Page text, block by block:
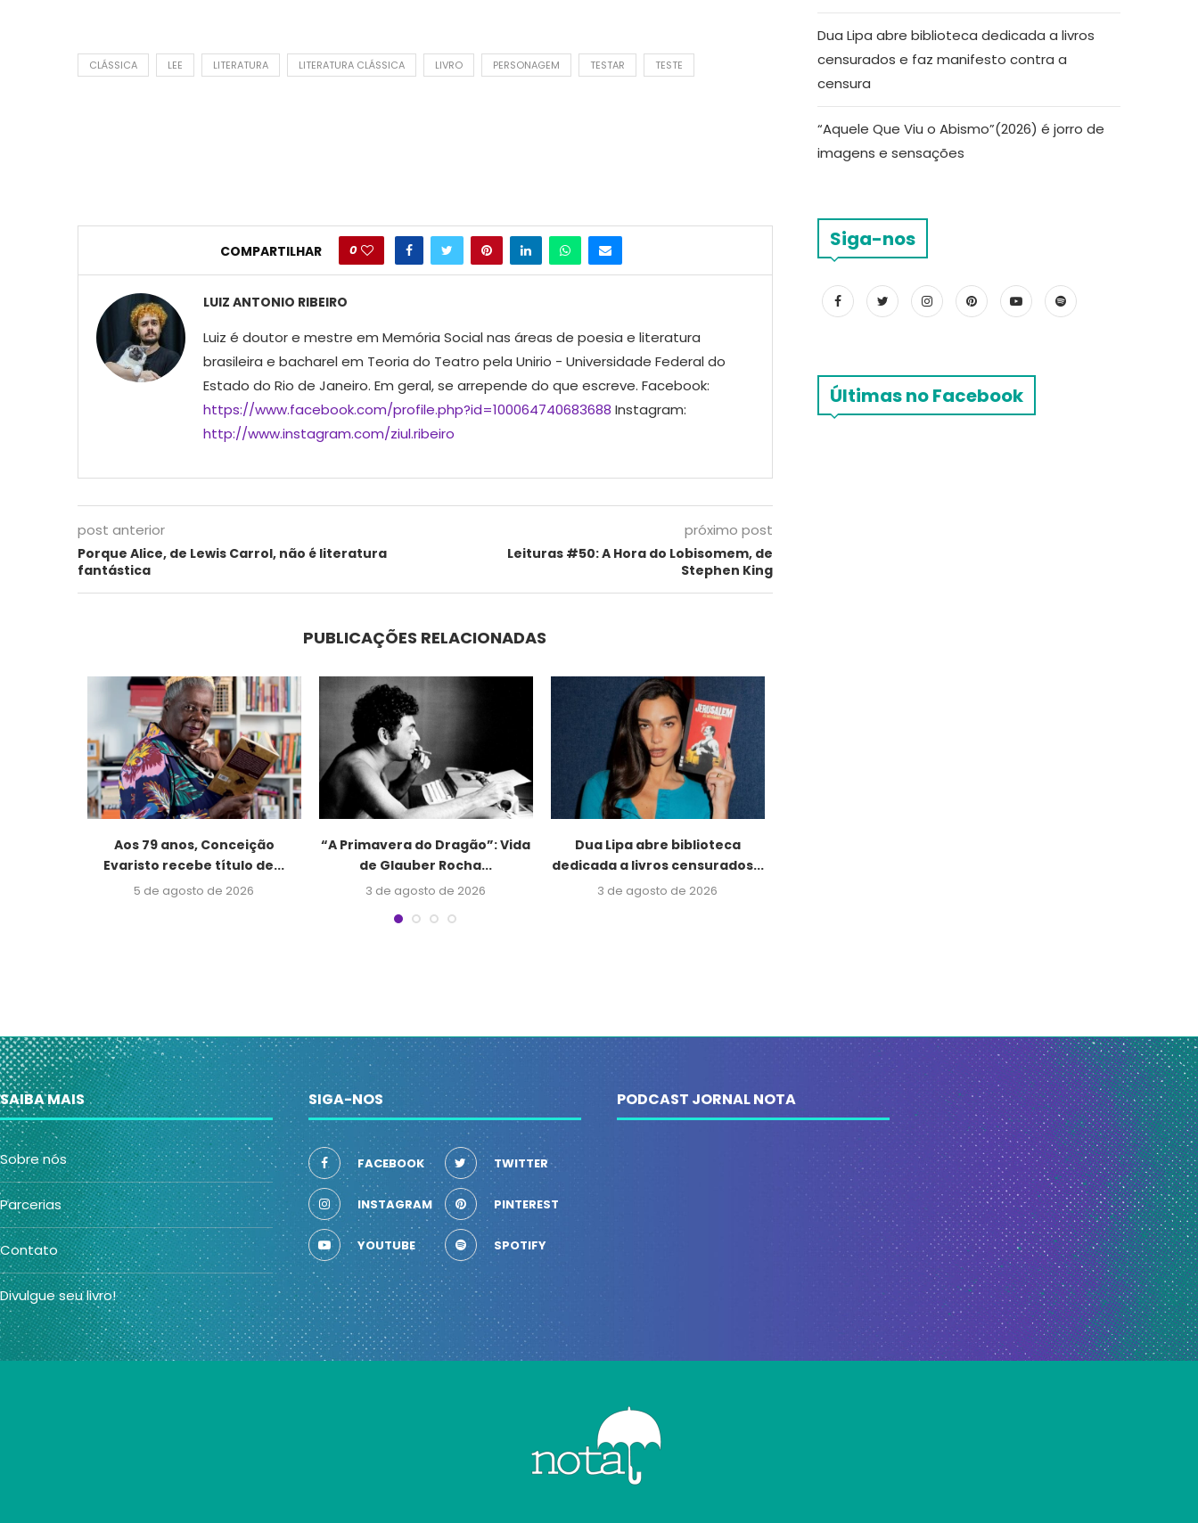
CLÁSSICA LEE LITERATURA LITERATURA CLÁSSICA LIVRO PERSONAGEM TESTAR TESTE
COMPARTILHAR 0
LUIZ ANTONIO RIBEIRO
Luiz é doutor e mestre em Memória Social nas áreas de poesia e literatura
brasileira e bacharel em Teoria do Teatro pela Unirio - Universidade Federal do
Estado do Rio de Janeiro. Em geral, se arrepende do que escreve. Facebook:
https://www.facebook.com/profile.php?id=100064740683688 Instagram:
http://www.instagram.com/ziul.ribeiro
post anterior
Porque Alice, de Lewis Carrol, não é literatura
fantástica
próximo post
Leituras #50: A Hora do Lobisomem, de
Stephen King
PUBLICAÇÕES RELACIONADAS
Aos 79 anos, Conceição
Evaristo recebe título de...
5 de agosto de 2026
“A Primavera do Dragão”: Vida
de Glauber Rocha...
3 de agosto de 2026
Dua Lipa abre biblioteca
dedicada a livros censurados...
3 de agosto de 2026
Dua Lipa abre biblioteca dedicada a livros
censurados e faz manifesto contra a
censura
“Aquele Que Viu o Abismo”(2026) é jorro de
imagens e sensações
Siga-nos
Últimas no Facebook
SAIBA MAIS
Sobre nós
Parcerias
Contato
Divulgue seu livro!
SIGA-NOS
FACEBOOK TWITTER
INSTAGRAM PINTEREST
YOUTUBE SPOTIFY
PODCAST JORNAL NOTA